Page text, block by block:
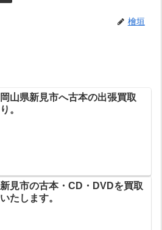
檜垣
岡山県新見市へ古本の出張買取
り。
新見市の古本・CD・DVDを買取
いたします。